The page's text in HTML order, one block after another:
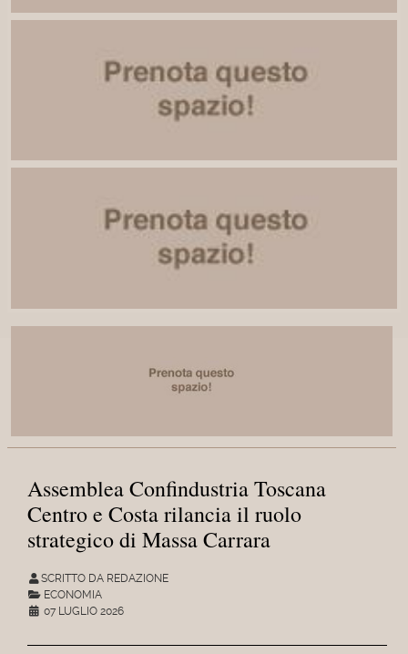
Assemblea Confindustria Toscana
Centro e Costa rilancia il ruolo
strategico di Massa Carrara
SCRITTO DA REDAZIONE
ECONOMIA
07 LUGLIO 2026